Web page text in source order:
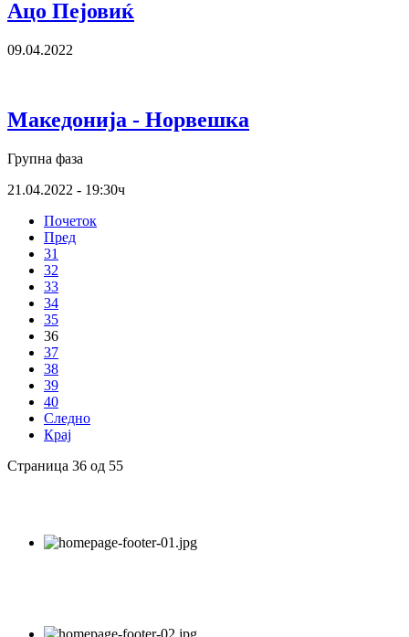
Ацо Пејовиќ
09.04.2022
Македонија - Норвешка
Групна фаза
21.04.2022 - 19:30ч
Почеток
Пред
31
32
33
34
35
36
37
38
39
40
Следно
Крај
Страница 36 од 55